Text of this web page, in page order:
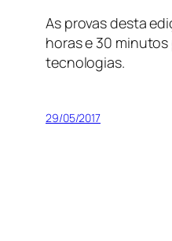
As provas desta
horas e 30
tecnologias.
29/05/2017